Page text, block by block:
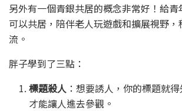
另外有一個青銀共居的概念非常好！給青
可以共居，陪伴老人玩遊戲和擴展視野
流。
胖子學到了三點：
標題殺人 ：想要誘人，你的標題就
才能讓人進去參觀。